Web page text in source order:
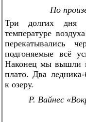
По
Три долгих дня
температуре
перекатывались
подгоняемые всё
Наконец мы вышли
плато. Два
к озеру.
Р. Вайнес